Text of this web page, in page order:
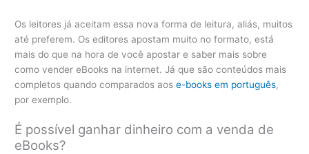
Os leitores já aceitam essa nova forma de leitura, aliás, muitos
até preferem. Os editores apostam muito no formato, está
mais do que na hora de você apostar e saber mais sobre
como vender eBooks na internet. Já que são conteúdos mais
completos quando comparados aose-books em português,
por exemplo.
É possível ganhar dinheiro com a venda de
eBooks?